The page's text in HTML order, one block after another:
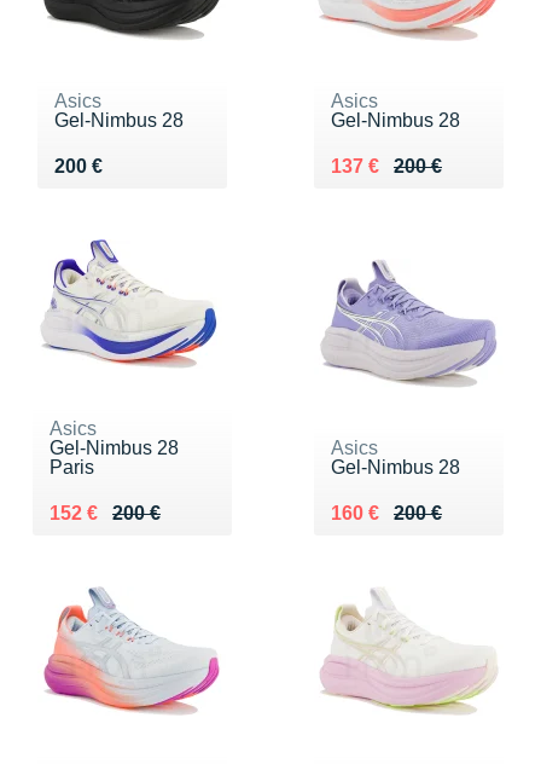
Asics
Gel-Nimbus 28
200 €
Vendu 200 €
Asics
Gel-Nimbus 28
200 €
Au lieu de 200 €
137 €
Vendu 137 €
Asics
Gel-Nimbus 28
Paris
200 €
Au lieu de 200 €
152 €
Vendu 152 €
Asics
Gel-Nimbus 28
200 €
Au lieu de 200 €
160 €
Vendu 160 €